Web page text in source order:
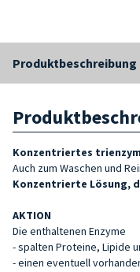
Produktbeschreibung
Konzentriertes
Auch zum Waschen und
Konzentrierte Lösung,
AKTION
Die enthaltenen Enzyme
- spalten Proteine, Lipide
- einen eventuell